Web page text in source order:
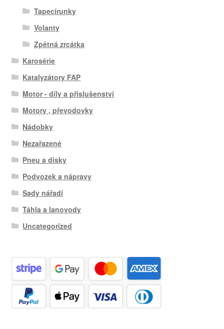
Tapecírunky
Volanty
Zpětná zrcátka
Karosérie
Katalyzátory FAP
Motor - díly a příslušenství
Motory , převodovky
Nádobky
Nezařazené
Pneu a disky
Podvozek a nápravy
Sady nářadí
Táhla a lanovody
Uncategorized